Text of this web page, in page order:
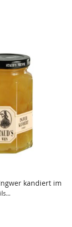
kandiert im